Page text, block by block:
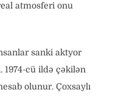
atmosferi onu
sanki aktyor
1974-cü ildə çəkilən
olunur. Çoxsaylı